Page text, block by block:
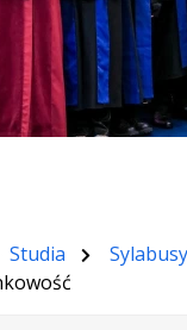
Studia
Sylabusy